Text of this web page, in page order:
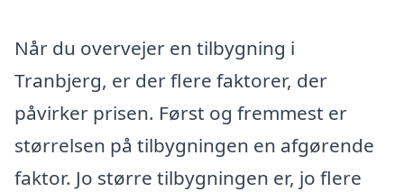
Når du overvejer en tilbygning i
Tranbjerg, er der flere faktorer, der
påvirker prisen. Først og fremmest er
størrelsen på tilbygningen en afgørende
faktor. Jo større tilbygningen er, jo flere